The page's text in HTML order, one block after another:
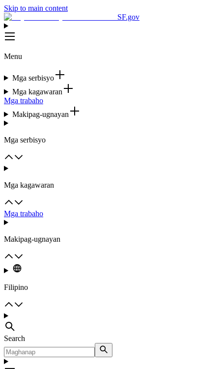
Skip to main content
SF.gov
Menu
Mga serbisyo
Mga kagawaran
Mga trabaho
Makipag-ugnayan
Mga serbisyo
Mga kagawaran
Mga trabaho
Makipag-ugnayan
Filipino
Search